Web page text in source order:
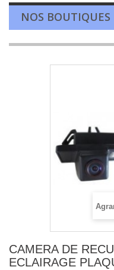
NOS BOUTIQUES
CAMERA DE
ECLAIRAGE